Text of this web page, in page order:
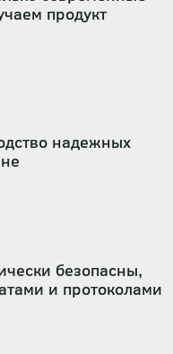
продукт
надежных
безопасны,
и протоколами